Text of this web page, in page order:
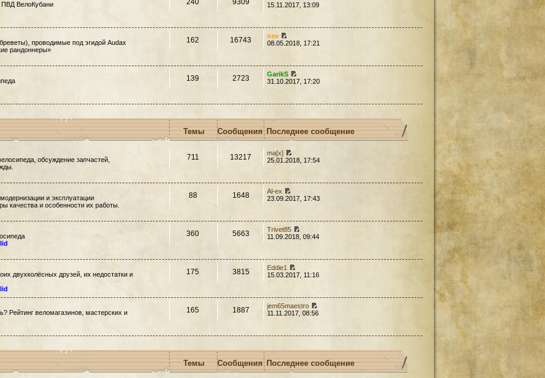
ПВД ВелоКубани
240 9309
15.11.2017, 13:09
проводимые под эгидой Audax
рандоннеры»
162 16743
osv
08.05.2018, 17:21
139 2723
GarikS
31.10.2017, 17:20
Темы Сообщения Последнее сообщение
обсуждение запчастей,
711 13217
ma[x]
25.01.2018, 17:54
и эксплуатации
качества и особенности их работы.
88 1648
Al-ex
23.09.2017, 17:43
360 5663
Trivet85
11.09.2018, 09:44
двухколёсных друзей, их недостатки и
175 3815
Eddie1
15.03.2017, 11:16
Рейтинг веломагазинов, мастерских и
165 1887
jem65maestro
11.11.2017, 08:56
Темы Сообщения Последнее сообщение